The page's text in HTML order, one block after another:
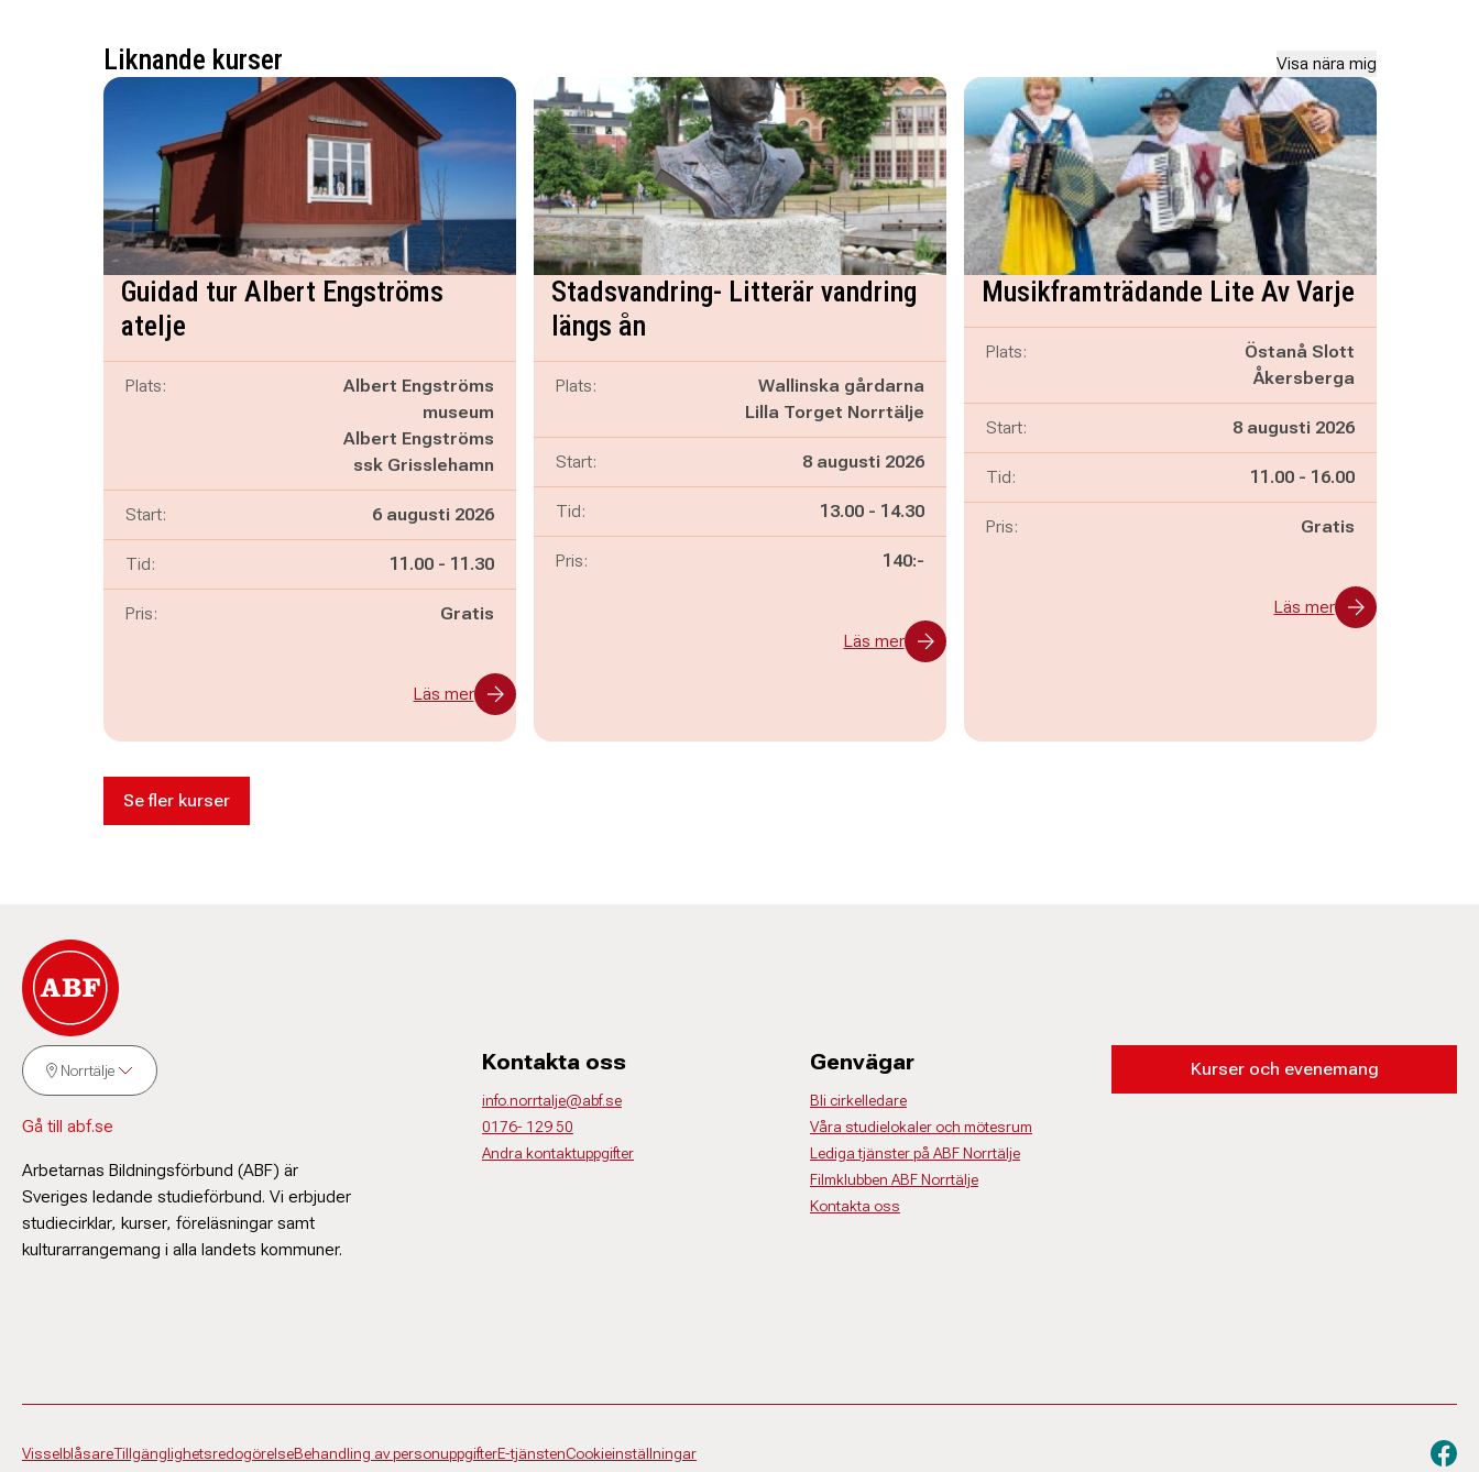
Liknande kurser Visa nära mig
Guidad tur Albert Engströms
atelje
Plats:
Albert Engströms
museum
Albert Engströms
ssk Grisslehamn
Start: 6 augusti 2026
Tid: Pågår mellan
11.00 - och
11.30
Pris: Gratis
Läs mer
Stadsvandring- Litterär vandring
längs ån
Plats:
Wallinska gårdarna
Lilla Torget Norrtälje
Start: 8 augusti 2026
Tid: Pågår mellan
13.00 - och
14.30
Pris: 140:-
Läs mer
Musikframträdande Lite Av Varje
Plats:
Östanå Slott
Åkersberga
Start: 8 augusti 2026
Tid: Pågår mellan
11.00 - och
16.00
Pris: Gratis
Läs mer
Se fler kurser
Norrtälje
Gå till abf.se
Arbetarnas Bildningsförbund (ABF) är
Sveriges ledande studieförbund. Vi erbjuder
studiecirklar, kurser, föreläsningar samt
kulturarrangemang i alla landets kommuner.
Kontakta oss
info.norrtalje@abf.se
0176- 129 50
Andra kontaktuppgifter
Genvägar
Bli cirkelledare
Våra studielokaler och mötesrum
Lediga tjänster på ABF Norrtälje
Filmklubben ABF Norrtälje
Kontakta oss
Kurser och evenemang
VisselblåsareTillgänglighetsredogörelseBehandling av personuppgifterE-tjänstenCookieinställningar